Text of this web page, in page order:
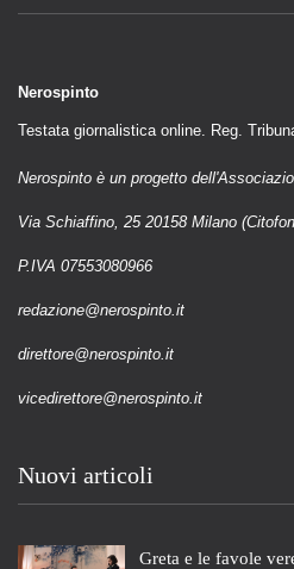
Nerospinto
Testata giornalistica online. Reg.
Nerospinto è un progetto
Via Schiaffino, 25 20158 Milano
P.IVA 07553080966
redazione@nerospinto.it
direttore@nerospinto.it
vicedirettore@nerospinto.it
Nuovi articoli
Greta e le favole